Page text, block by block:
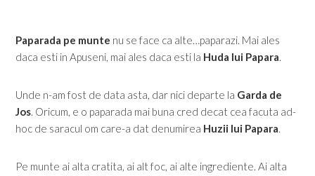
Paparada pe munte nu se face ca alte…paparazi. Mai ales
daca esti in Apuseni, mai ales daca esti la Huda lui Papara.
Unde n-am fost de data asta, dar nici departe la Garda de
Jos. Oricum, e o paparada mai buna cred decat cea facuta ad-
hoc de saracul om care-a dat denumirea Huzii lui Papara.
Pe munte ai alta cratita, ai alt foc, ai alte ingrediente. Ai alta